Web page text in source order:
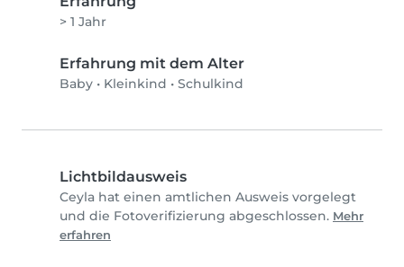
> 1 Jahr
Erfahrung mit dem Alter
Baby • Kleinkind • Schulkind
Lichtbildausweis
Ceyla hat einen amtlichen Ausweis vorgelegt
und die Fotoverifizierung abgeschlossen. Mehr
erfahren